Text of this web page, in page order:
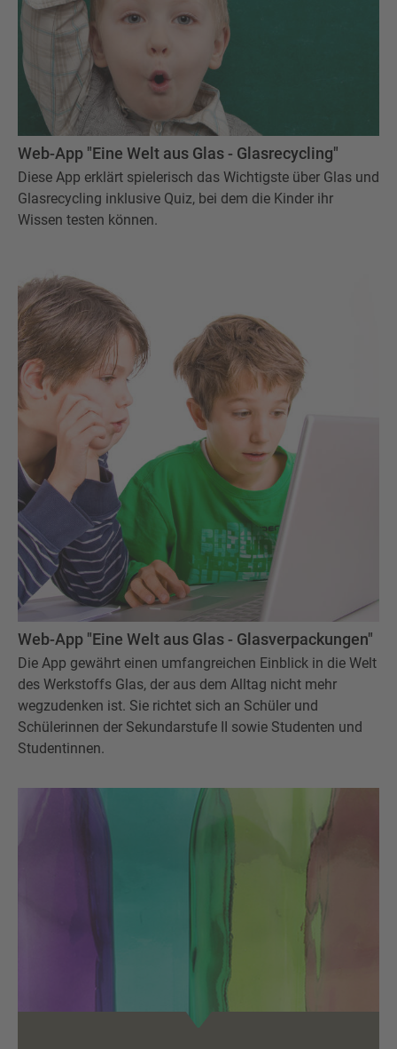
Web-App "Eine Welt aus Glas - Glasrecycling"
Diese App erklärt spielerisch das Wichtigste über Glas und
Glasrecycling inklusive Quiz, bei dem die Kinder ihr
Wissen testen können.
Web-App "Eine Welt aus Glas - Glasverpackungen"
Die App gewährt einen umfangreichen Einblick in die Welt
des Werkstoffs Glas, der aus dem Alltag nicht mehr
wegzudenken ist. Sie richtet sich an Schüler und
Schülerinnen der Sekundarstufe II sowie Studenten und
Studentinnen.